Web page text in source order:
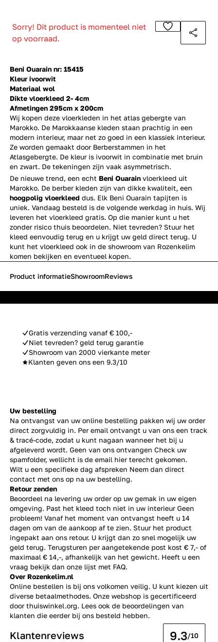
Beni Ouarain nr: 15415
Kleur ivoorwit
Materiaal wol
Dikte vloerkleed 2- 4cm
Afmetingen 295cm x 200cm
Wij kopen deze vloerkleden in het atlas gebergte van
Marokko. De Marokkaanse kleden staan prachtig in een
modern interieur, maar net zo goed in een klassiek interieur.
Ze worden gemaakt door Berberstammen in het
Atlasgebergte. De kleur is ivoorwit in combinatie met bruin
en zwart. De tekeningen zijn vaak asymmetrisch.
Sorry! Dit product is momenteel niet
op voorraad.
De nieuwe trend, een echt Beni Ouarain vloerkleed uit
Marokko. De berber kleden zijn van dikke kwaliteit, een
hoogpolig vloerkleed dus. Elk Beni Ouarain tapijten is
uniek. Vandaag besteld is de volgende werkdag in huis. Wij
leveren het vloerkleed gratis. Op die manier kunt u het
zonder risico thuis beoordelen. Niet tevreden? Stuur het
kleed eenvoudig terug en u krijgt uw geld direct terug. U
kunt het vloerkleed ook in de showroom van Rozenkelim
komen bekijken en eventueel kopen.
Gratis verzending vanaf € 100,-
Niet tevreden? geld terug garantie
Showroom van 2000 vierkante meter
Klanten geven ons een 9.3/10
Product informatieShowroomReviews
Uw bestelling
Na ontvangst van uw online bestelling pakken wij uw order
direct zorgvuldig in. Per email ontvangt u van ons een track
& tracé-code, zodat u kunt nagaan wanneer het bij u
afgeleverd wordt. Geen van ons ontvangen Check uw
spamfolder, wellicht is de email hier terecht gekomen.
Wilt u een specifieke dag afspreken Neem dan direct
contact met ons op na uw bestelling.
Retour zenden
Beoordeel na levering uw order op uw gemak in uw eigen
omgeving. Past het kleed toch niet in uw interieur Geen
probleem! Vanaf het moment van ontvangst heeft u 14
dagen om van de aankoop af te zien. Stuur het product
ingepakt aan ons retour. U krijgt dan zo snel mogelijk uw
geld terug. Terugsturen per aangetekende post kost € 7,- of
maximaal € 14,-, afhankelijk van het gewicht. Heeft u een
vraag bekijk dan onze lijst met FAQ.
Over Rozenkelim.nl
Online bestellen is bij ons volkomen veilig. U kunt kiezen uit
diverse betaalmethodes. Onze webshop is gecertificeerd
door thuiswinkel.org. Lees ook de beoordelingen van
klanten die eerder bij ons besteld hebben.
Klantenreviews 9.3/10